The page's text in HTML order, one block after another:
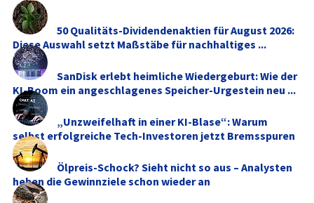
50 Qualitäts-Dividendenaktien für August 2026:
Diese Auswahl setzt Maßstäbe für nachhaltiges ...
SanDisk erlebt heimliche Wiedergeburt: Wie der
KI-Boom ein angeschlagenes Speicher-Urgestein neu ...
„Unzweifelhaft in einer KI-Blase“: Warum
selbst erfolgreiche Tech-Investoren jetzt Bremsspuren
...
Ölpreis-Schock? Sieht nicht so aus – Analysten
heben die Gewinnziele schon wieder an